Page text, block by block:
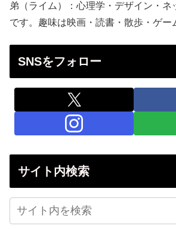
弟（ライム）：心理学・デザイン・ネ
です。趣味は映画・読書・散歩・ゲー
SNSをフォロー
サイト内検索